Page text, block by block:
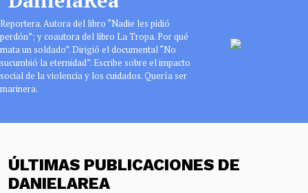
Reportera. Autora del libro “Nadie les pidió
perdón”; y coautora del libro La Tropa. Por qué
mata un soldado”. Dirigió el documental “No
sucumbió la eternidad”. Escribe sobre el impacto
social de la violencia y los cuidados. Quería ser
marinera.
ÚLTIMAS PUBLICACIONES DE
DANIELAREA